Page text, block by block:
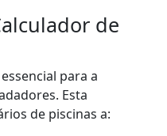
de
para a
Esta
de piscinas a: